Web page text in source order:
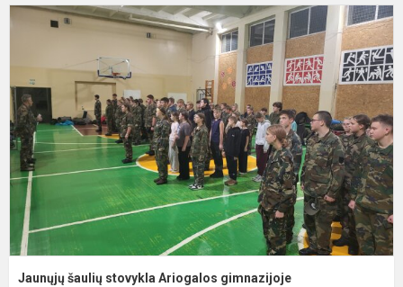
Jaunųjų šaulių stovykla Ariogalos gimnazijoje